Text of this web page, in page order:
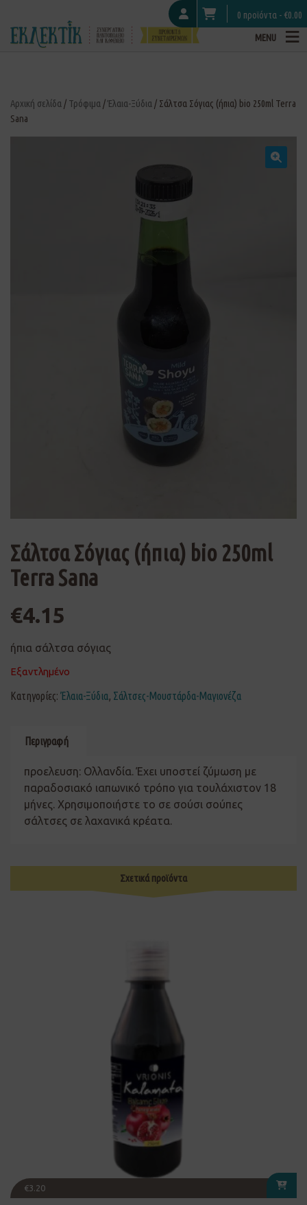
0 προϊόντα - €0.00
MENU
Αρχική σελίδα / Τρόφιμα /Έλαια-Ξύδια / Σάλτσα Σόγιας (ήπια) bio 250ml Terra
Sana
Σάλτσα Σόγιας (ήπια) bio 250ml
Terra Sana
€4.15
ήπια σάλτσα σόγιας
Εξαντλημένο
Κατηγορίες: Έλαια-Ξύδια, Σάλτσες-Μουστάρδα-Μαγιονέζα
Περιγραφή
προελευση: Ολλανδία. Έχει υποστεί ζύμωση με
παραδοσιακό ιαπωνικό τρόπο για τουλάχιστον 18
μήνες. Χρησιμοποιήστε το σε σούσι σούπες
σάλτσες σε λαχανικά κρέατα.
Σχετικά προϊόντα
€3.20